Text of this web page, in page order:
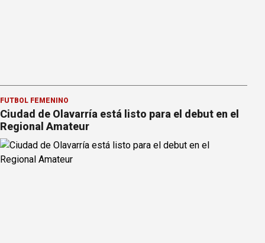
FÚTBOL FEMENINO
Ciudad de Olavarría está listo para el debut en el
Regional Amateur